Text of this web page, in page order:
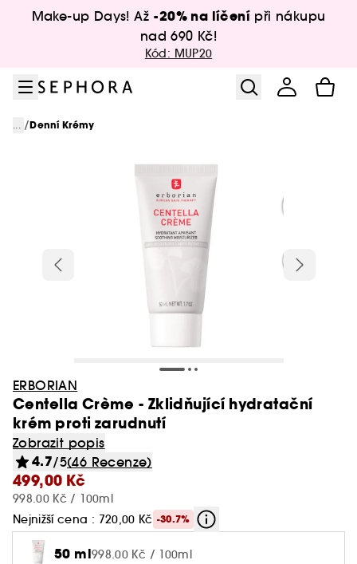
Přejít na hlavní obsah
Make-up Days! Až -20% na líčení při nákupu
nad 690 Kč!
Kód: MUP20
... /Denní Krémy
ERBORIAN
Centella Crème - Zklidňující hydratační
krém proti zarudnutí
Zobrazit popis
4.7/5(46 Recenze)
499,00 Kč
998.00 Kč / 100ml
Nejnižší cena : 720,00 Kč -30.7%
50 ml998.00 Kč / 100ml